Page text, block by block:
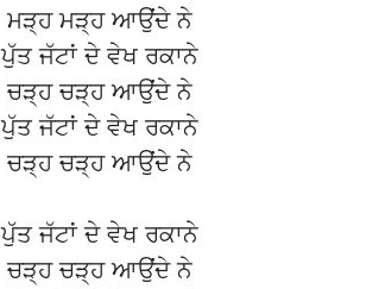
ਮੜ੍ਹ ਮੜ੍ਹ ਆਉਂਦੇ ਨੇ
ਪੁੱਤ ਜੱਟਾਂ ਦੇ ਵੇਖ ਰਕਾਨੇ
ਚੜ੍ਹ ਚੜ੍ਹ ਆਉਂਦੇ ਨੇ
ਪੁੱਤ ਜੱਟਾਂ ਦੇ ਵੇਖ ਰਕਾਨੇ
ਚੜ੍ਹ ਚੜ੍ਹ ਆਉਂਦੇ ਨੇ
ਪੁੱਤ ਜੱਟਾਂ ਦੇ ਵੇਖ ਰਕਾਨੇ
ਚੜ੍ਹ ਚੜ੍ਹ ਆਉਂਦੇ ਨੇ